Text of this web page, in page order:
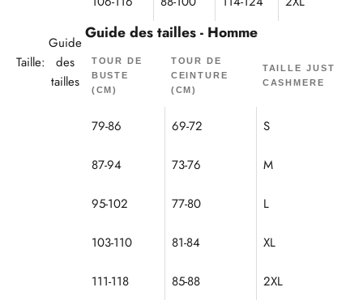
Taille:
Guide
des
tailles
Guide des tailles - Homme
TOUR DE
BUSTE
(CM)
TOUR DE
CEINTURE
(CM)
TAILLE JUST
CASHMERE
79-86 69-72 S
87-94 73-76 M
95-102 77-80 L
103-110 81-84 XL
111-118 85-88
2XL